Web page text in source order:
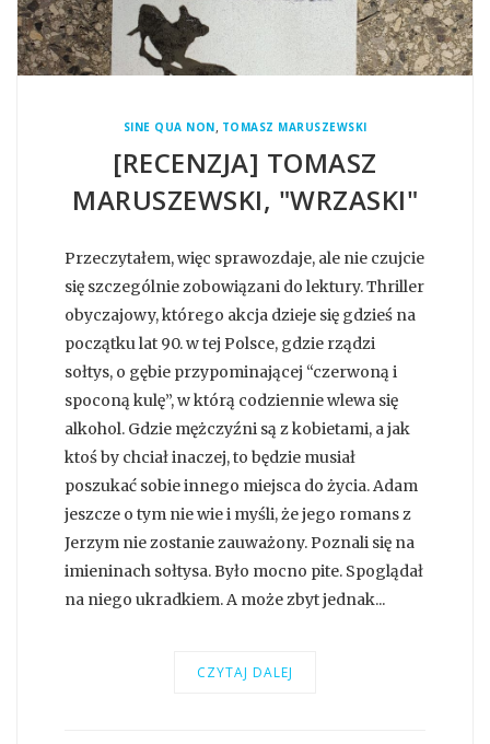
SINE QUA NON, TOMASZ MARUSZEWSKI
[RECENZJA] TOMASZ
MARUSZEWSKI, "WRZASKI"
Przeczytałem, więc sprawozdaje, ale nie czujcie
się szczególnie zobowiązani do lektury. Thriller
obyczajowy, którego akcja dzieje się gdzieś na
początku lat 90. w tej Polsce, gdzie rządzi
sołtys, o gębie przypominającej “czerwoną i
spoconą kulę”, w którą codziennie wlewa się
alkohol. Gdzie mężczyźni są z kobietami, a jak
ktoś by chciał inaczej, to będzie musiał
poszukać sobie innego miejsca do życia. Adam
jeszcze o tym nie wie i myśli, że jego romans z
Jerzym nie zostanie zauważony. Poznali się na
imieninach sołtysa. Było mocno pite. Spoglądał
na niego ukradkiem. A może zbyt jednak...
CZYTAJ DALEJ